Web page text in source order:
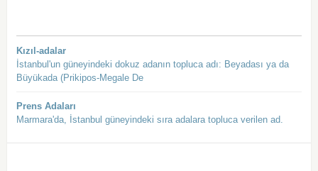
Kızıl-adalar
İstanbul'un güneyindeki dokuz adanın topluca adı: Beyadası ya da
Büyükada (Prikipos-Megale De
Prens Adaları
Marmara'da, İstanbul güneyindeki sıra adalara topluca verilen ad.